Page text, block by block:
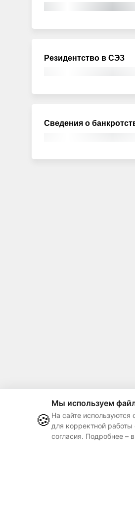
Резидентство в СЭЗ
Сведения о
🍪
Мы используем
На сайте
для корректной работы
согласия. Подробнее – в